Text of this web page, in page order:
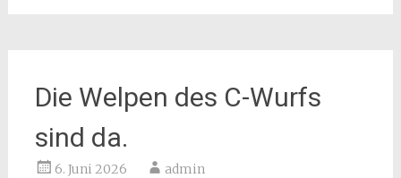
Die Welpen des C-Wurfs
sind da.
6. Juni 2026 admin